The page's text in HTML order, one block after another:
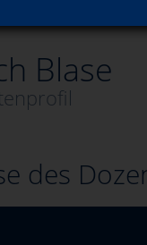
Blase
des